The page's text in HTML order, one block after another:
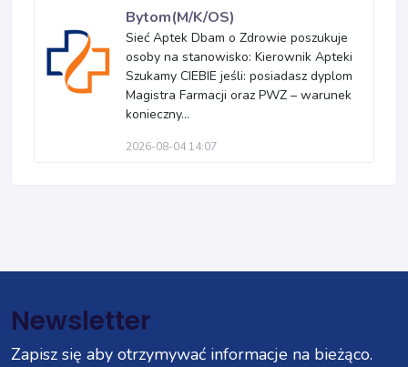
Bytom(M/K/OS)
Sieć Aptek Dbam o Zdrowie poszukuje
osoby na stanowisko: Kierownik Apteki
Szukamy CIEBIE jeśli: posiadasz dyplom
Magistra Farmacji oraz PWZ – warunek
konieczny...
2026-08-04 14:07
Newsletter
Zapisz się aby otrzymywać informacje na bieżąco.